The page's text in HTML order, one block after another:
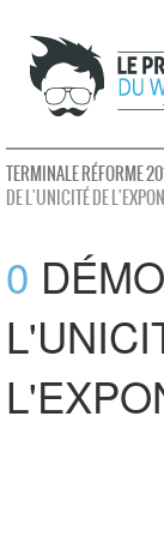
TERMINALE RÉFORME
DE L'UNICITÉ DE
0